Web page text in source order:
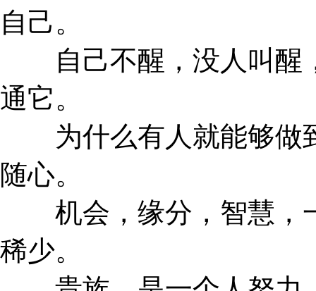
自己。
自己不醒，没人叫醒
通它。
为什么有人就能够做
随心。
机会，缘分，智慧，
稀少。